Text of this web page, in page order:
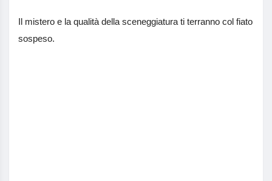
Il mistero e la qualità della sceneggiatura ti terranno col fiato
sospeso.